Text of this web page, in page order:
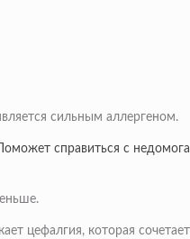
сильным аллергеном.
справиться с
цефалгия, которая